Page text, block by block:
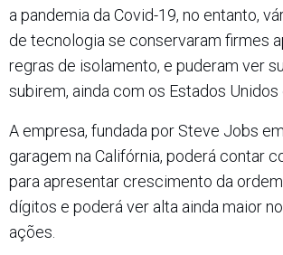
a pandemia da Covid-19, no entanto,
de tecnologia se conservaram firmes
regras de isolamento, e puderam ver
subirem, ainda com os Estados Unidos
A empresa, fundada por Steve Jobs
garagem na Califórnia, poderá contar
para apresentar crescimento da
dígitos e poderá ver alta ainda maior
ações.